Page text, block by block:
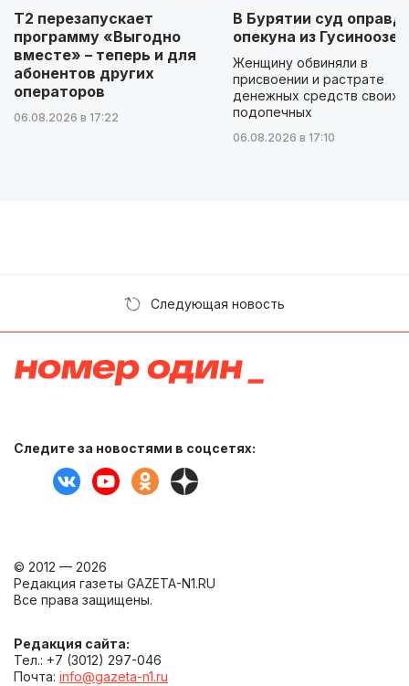
Т2 перезапускает
программу «Выгодно
вместе» – теперь и для
абонентов других
операторов
06.08.2026 в 17:22
В Бурятии суд
опекуна из
Женщину обвиняли в
присвоении и растрате
денежных средств своих
подопечных
06.08.2026 в 17:10
Следующая новость
Следите за новостями в соцсетях:
© 2012 — 2026
Редакция газеты GAZETA-N1.RU
Все права защищены.
Редакция сайта:
Тел.: +7 (3012) 297-046
Почта: info@gazeta-n1.ru